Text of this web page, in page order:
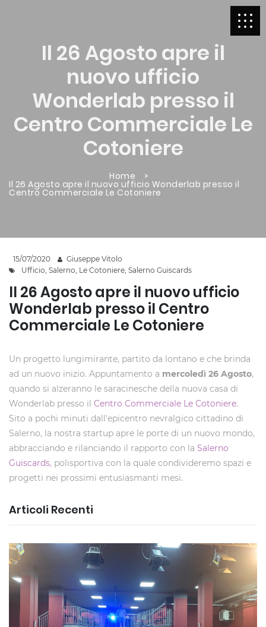
Il 26 Agosto apre il
nuovo ufficio
Wonderlab presso il
Centro Commerciale Le
Cotoniere
Home
Il 26 Agosto apre il nuovo ufficio Wonderlab presso il
Centro Commerciale Le Cotoniere
15/07/2020
Giuseppe Vitolo
Ufficio, Salerno, Le Cotoniere, Salerno Guiscards
Il 26 Agosto apre il nuovo ufficio
Wonderlab presso il Centro
Commerciale Le Cotoniere
Un progetto lungimirante, partito da lontano e che brinda
ad un nuovo inizio. Appuntamento a mercoledì 26 Agosto,
quando si alzeranno le saracinesche della nuova casa di
Wonderlab presso il Centro Commerciale Le Cotoniere.
Sito a pochi minuti dall'epicentro nevralgico cittadino di
Salerno, la nostra startup apre le porte di un nuovo mondo,
abbracciando e rilanciando il rapporto con la Salerno
Guiscards, polisportiva con la quale condivideremo spazi e
progetti nei prossimi entusiasmanti mesi.
Articoli Recenti